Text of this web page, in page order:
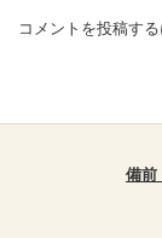
コメントを投稿す
備前